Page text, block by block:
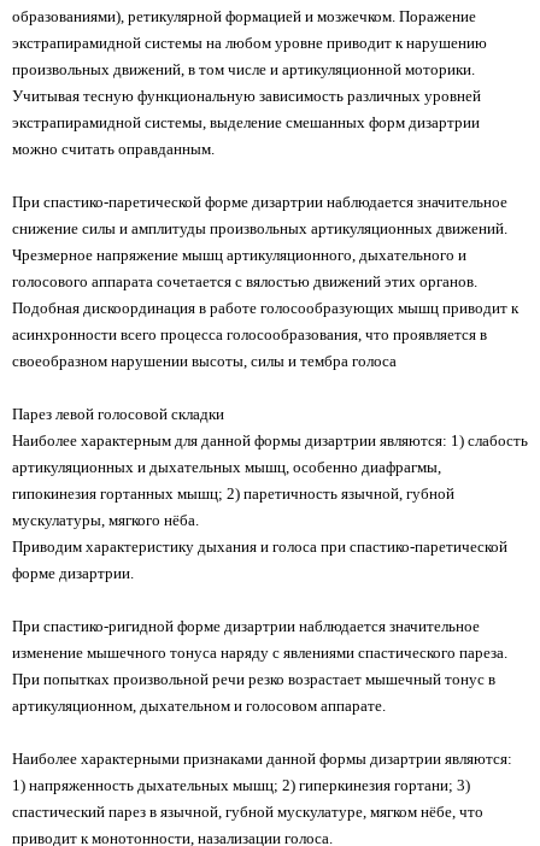
образованиями), ретикулярной формацией и мозжечком. Поражение
экстрапирамидной системы на любом уровне приводит к нарушению
произвольных движений, в том числе и артикуляционной моторики.
Учитывая тесную функциональную зависимость различных уровней
экстрапирамидной системы, выделение смешанных форм дизартрии
можно считать оправданным.
При спастико-паретической форме дизартрии наблюдается значительное
снижение силы и амплитуды произвольных артикуляционных движений.
Чрезмерное напряжение мышц артикуляционного, дыхательного и
голосового аппарата сочетается с вялостью движений этих органов.
Подобная дискоординация в работе голосообразующих мышц приводит к
асинхронности всего процесса голосообразования, что проявляется в
своеобразном нарушении высоты, силы и тембра голоса
Парез левой голосовой складки
Наиболее характерным для данной формы дизартрии являются: 1) слабость
артикуляционных и дыхательных мышц, особенно диафрагмы,
гипокинезия гортанных мышц; 2) паретичность язычной, губной
мускулатуры, мягкого нёба.
Приводим характеристику дыхания и голоса при спастико-паретической
форме дизартрии.
При спастико-ригидной форме дизартрии наблюдается значительное
изменение мышечного тонуса наряду с явлениями спастического пареза.
При попытках произвольной речи резко возрастает мышечный тонус в
артикуляционном, дыхательном и голосовом аппарате.
Наиболее характерными признаками данной формы дизартрии являются:
1) напряженность дыхательных мышц; 2) гиперкинезия гортани; 3)
спастический парез в язычной, губной мускулатуре, мягком нёбе, что
приводит к монотонности, назализации голоса.